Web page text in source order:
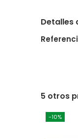
Detalles
5 otros
-10%